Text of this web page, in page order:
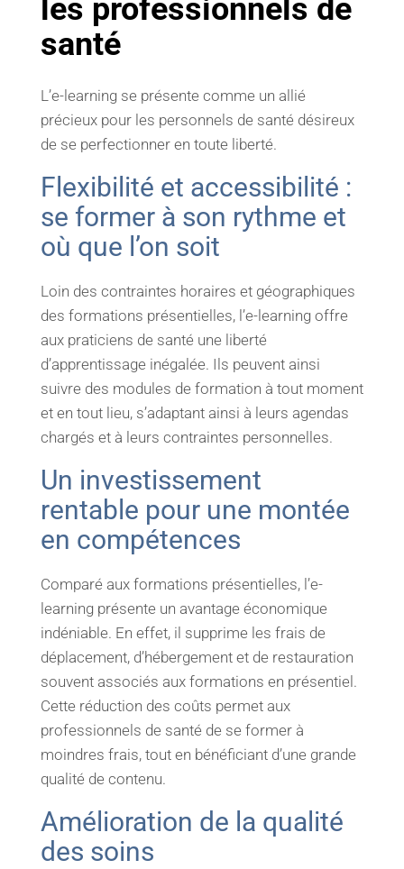
les professionnels de
santé
L’e-learning se présente comme un allié
précieux pour les personnels de santé désireux
de se perfectionner en toute liberté.
Flexibilité et accessibilité :
se former à son rythme et
où que l’on soit
Loin des contraintes horaires et géographiques
des formations présentielles, l’e-learning offre
aux praticiens de santé une liberté
d’apprentissage inégalée. Ils peuvent ainsi
suivre des modules de formation à tout moment
et en tout lieu, s’adaptant ainsi à leurs agendas
chargés et à leurs contraintes personnelles.
Un investissement
rentable pour une montée
en compétences
Comparé aux formations présentielles, l’e-
learning présente un avantage économique
indéniable. En effet, il supprime les frais de
déplacement, d’hébergement et de restauration
souvent associés aux formations en présentiel.
Cette réduction des coûts permet aux
professionnels de santé de se former à
moindres frais, tout en bénéficiant d’une grande
qualité de contenu.
Amélioration de la qualité
des soins